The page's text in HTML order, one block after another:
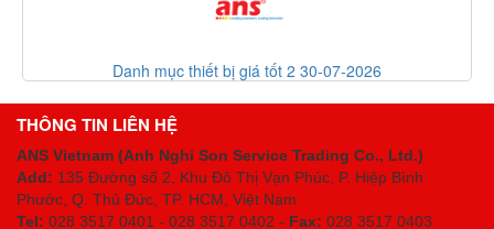
Danh mục thiết bị giá tốt 2 30-07-2026
THÔNG TIN LIÊN HỆ
ANS Vietnam (Anh Nghi Son Service Trading Co., Ltd.)
Add: 135 Đường số 2, Khu Đô Thị Vạn Phúc, P. Hiệp Bình
Phước, Q. Thủ Đức, TP. HCM , Việt Nam
Tel: 028 3517 0401 - 028 3517 0402 - Fax: 028 3517 0403